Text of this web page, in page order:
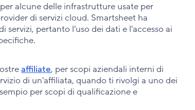
alcune delle infrastrutture usate per
di servizi cloud. Smartsheet ha
pertanto l'uso dei dati e l'accesso ai
affiliate, per scopi aziendali interni di
di un'affiliata, quando ti rivolgi a uno dei
per scopi di qualificazione e